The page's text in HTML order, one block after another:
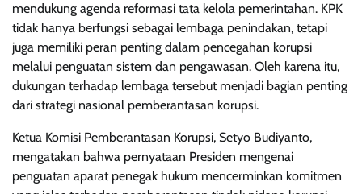
mendukung agenda reformasi tata kelola pemerintahan. KPK
tidak hanya berfungsi sebagai lembaga penindakan, tetapi
juga memiliki peran penting dalam pencegahan korupsi
melalui penguatan sistem dan pengawasan. Oleh karena itu,
dukungan terhadap lembaga tersebut menjadi bagian penting
dari strategi nasional pemberantasan korupsi.
Ketua Komisi Pemberantasan Korupsi, Setyo Budiyanto,
mengatakan bahwa pernyataan Presiden mengenai
penguatan aparat penegak hukum mencerminkan komitmen